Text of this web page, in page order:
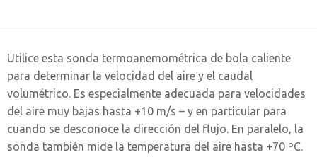
Utilice esta sonda termoanemométrica de bola caliente
para determinar la velocidad del aire y el caudal
volumétrico. Es especialmente adecuada para velocidades
del aire muy bajas hasta +10 m/s – y en particular para
cuando se desconoce la dirección del flujo. En paralelo, la
sonda también mide la temperatura del aire hasta +70 ºC.